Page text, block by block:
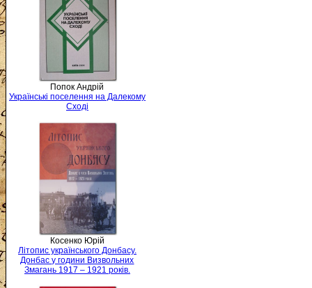
Попок Андрій
Українські поселення на Далекому
Сході
Косенко Юрій
Літопис українського Донбасу.
Донбас у години Визвольних
Змагань 1917 – 1921 років.